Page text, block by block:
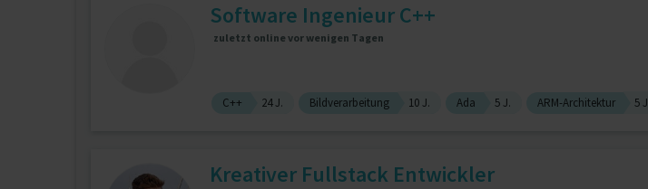
Software Ingenieur C++
zuletzt online vor wenigen Tagen
C++ 24 J. Bildverarbeitung 10 J. Ada 5 J. ARM-Architektur 5
Kreativer Fullstack Entwickler